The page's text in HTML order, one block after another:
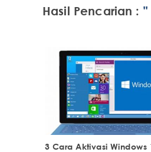
Hasil Pencarian : "
3 Cara Aktivasi Windows